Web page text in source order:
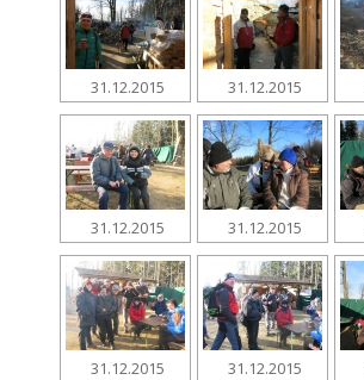
31.12.2015 31.12.2015
31.12.2015 31.12.2015
31.12.2015 31.12.2015